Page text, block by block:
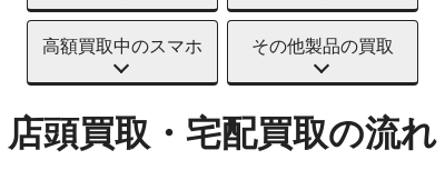
高額買取中のスマホ その他製品の買取
店頭買取・宅配買取の流れ